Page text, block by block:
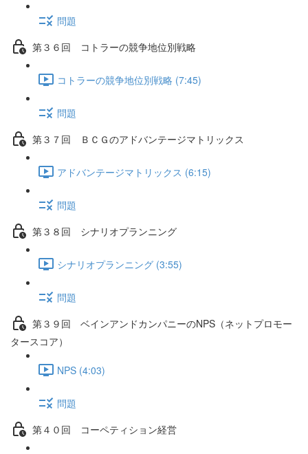
問題
第３６回 コトラーの競争地位別戦略
コトラーの競争地位別戦略 (7:45)
問題
第３７回 ＢＣＧのアドバンテージマトリックス
アドバンテージマトリックス (6:15)
問題
第３８回 シナリオプランニング
シナリオプランニング (3:55)
問題
第３９回 ベインアンドカンパニーのNPS（ネットプロモー
タースコア）
NPS (4:03)
問題
第４０回 コーペティション経営